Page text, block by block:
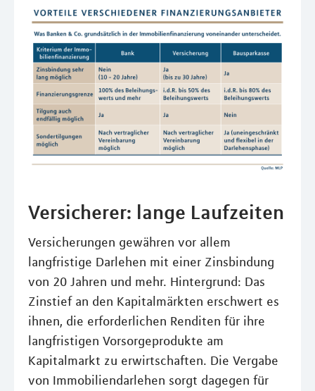
Versicherer: lange Laufzeiten
Versicherungen gewähren vor allem
langfristige Darlehen mit einer Zinsbindung
von 20 Jahren und mehr. Hintergrund: Das
Zinstief an den Kapitalmärkten erschwert es
ihnen, die erforderlichen Renditen für ihre
langfristigen Vorsorgeprodukte am
Kapitalmarkt zu erwirtschaften. Die Vergabe
von Immobiliendarlehen sorgt dagegen für